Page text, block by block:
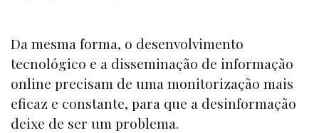
Da mesma forma, o desenvolvimento
tecnológico e a disseminação de informação
online precisam de uma monitorização mais
eficaz e constante, para que a desinformação
deixe de ser um problema.